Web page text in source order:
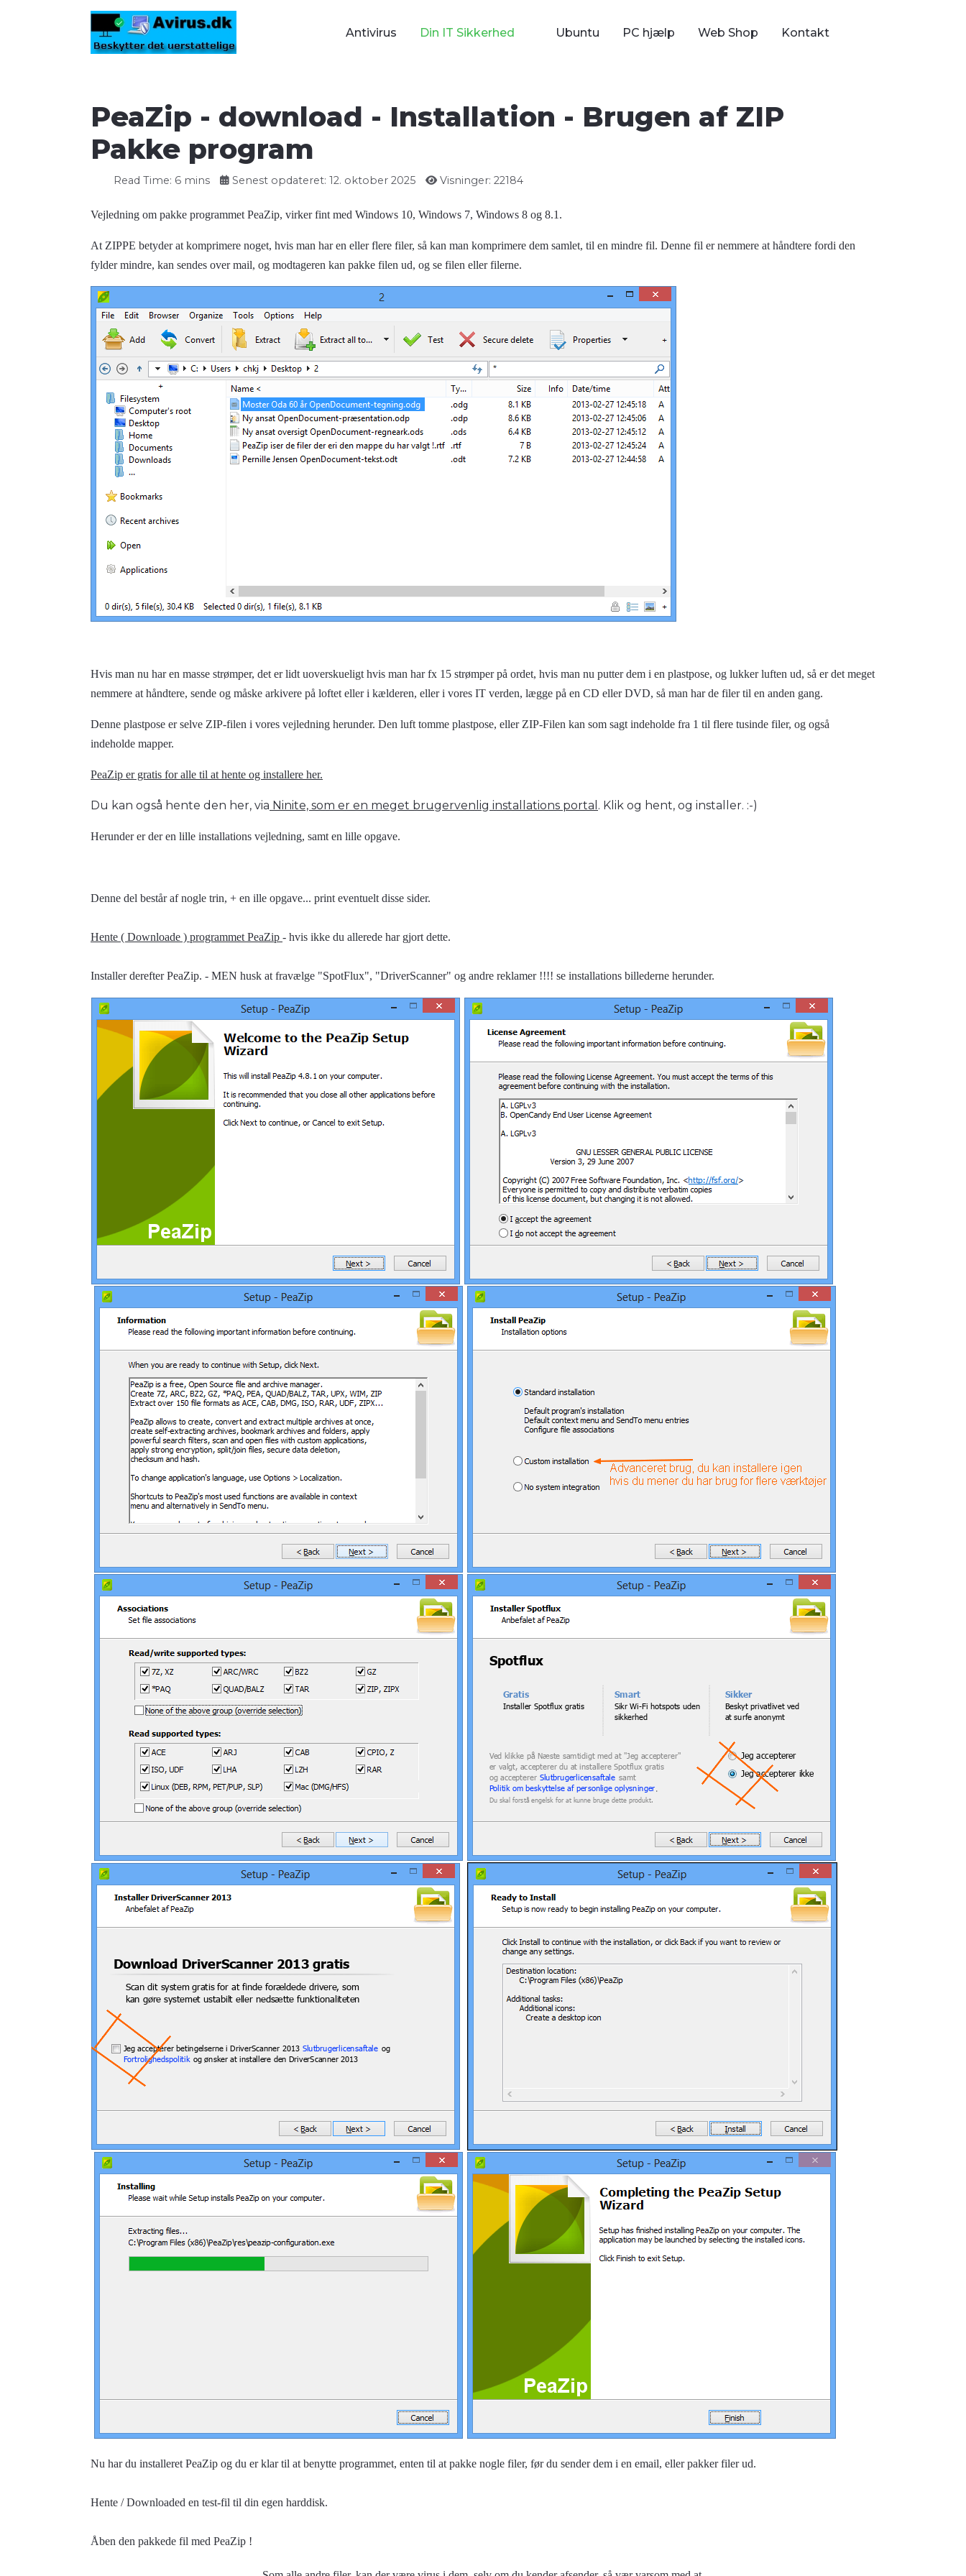
Antivirus Din IT Sikkerhed Ubuntu PC hjælp Web Shop Kontakt
PeaZip - download - Installation - Brugen af ZIP
Pakke program
Read Time: 6 mins Senest opdateret: 12. oktober 2025 Visninger: 22184
Vejledning om pakke programmet PeaZip, virker fint med Windows 10, Windows 7, Windows 8 og 8.1.
At ZIPPE betyder at komprimere noget, hvis man har en eller flere filer, så kan man komprimere dem samlet, til en mindre fil. Denne fil er nemmere at håndtere fordi den
fylder mindre, kan sendes over mail, og modtageren kan pakke filen ud, og se filen eller filerne.
Hvis man nu har en masse strømper, det er lidt uoverskueligt hvis man har fx 15 strømper på ordet, hvis man nu putter dem i en plastpose, og lukker luften ud, så er det meget
nemmere at håndtere, sende og måske arkivere på loftet eller i kælderen, eller i vores IT verden, lægge på en CD eller DVD, så man har de filer til en anden gang.
Denne plastpose er selve ZIP-filen i vores vejledning herunder. Den luft tomme plastpose, eller ZIP-Filen kan som sagt indeholde fra 1 til flere tusinde filer, og også
indeholde mapper.
PeaZip er gratis for alle til at hente og installere her.
Du kan også hente den her, via Ninite, som er en meget brugervenlig installations portal . Klik og hent, og installer. :-)
Herunder er der en lille installations vejledning, samt en lille opgave.
Denne del består af nogle trin, + en ille opgave... print eventuelt disse sider.
Hente ( Downloade ) programmet PeaZip - hvis ikke du allerede har gjort dette.
Installer derefter PeaZip. - MEN husk at fravælge "SpotFlux", "DriverScanner" og andre reklamer !!!! se installations billederne herunder.
Nu har du installeret PeaZip og du er klar til at benytte programmet, enten til at pakke nogle filer, før du sender dem i en email, eller pakker filer ud.
Hente / Downloaded en test-fil til din egen harddisk.
Åben den pakkede fil med PeaZip !